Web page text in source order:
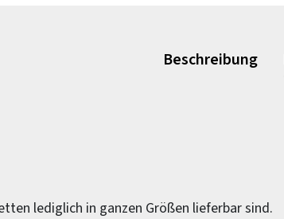
Beschreibung
lediglich in ganzen Größen lieferbar sind.